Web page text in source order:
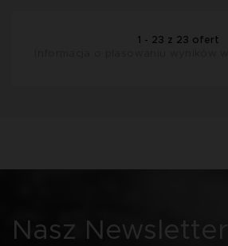
1 - 23 z 23 ofert
Nasz Newsletter